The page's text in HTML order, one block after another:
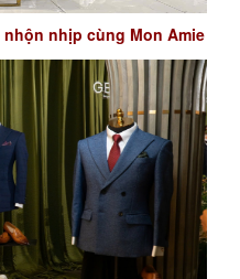
nhịp cùng Mon Amie